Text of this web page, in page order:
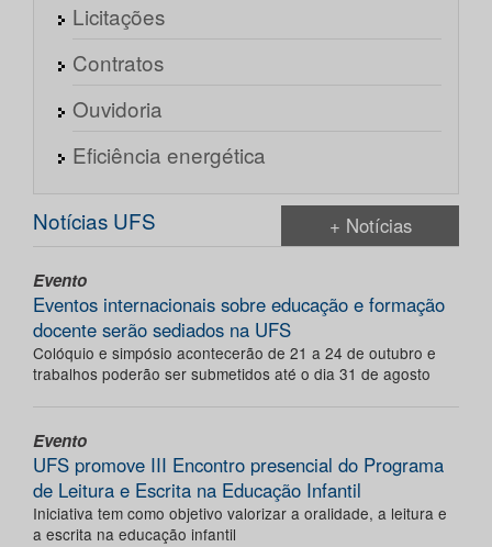
Licitações
Contratos
Ouvidoria
Eficiência energética
Notícias UFS + Notícias
Evento
Eventos internacionais sobre educação e formação
docente serão sediados na UFS
Colóquio e simpósio acontecerão de 21 a 24 de outubro e
trabalhos poderão ser submetidos até o dia 31 de agosto
Evento
UFS promove III Encontro presencial do Programa
de Leitura e Escrita na Educação Infantil
Iniciativa tem como objetivo valorizar a oralidade, a leitura e
a escrita na educação infantil